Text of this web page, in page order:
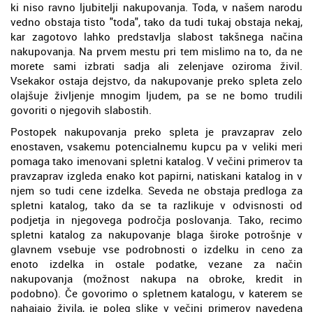
ki niso ravno ljubitelji nakupovanja. Toda, v našem narodu
vedno obstaja tisto "toda", tako da tudi tukaj obstaja nekaj,
kar zagotovo lahko predstavlja slabost takšnega načina
nakupovanja. Na prvem mestu pri tem mislimo na to, da ne
morete sami izbrati sadja ali zelenjave oziroma živil.
Vsekakor ostaja dejstvo, da nakupovanje preko spleta zelo
olajšuje življenje mnogim ljudem, pa se ne bomo trudili
govoriti o njegovih slabostih.
Postopek nakupovanja preko spleta je pravzaprav zelo
enostaven, vsakemu potencialnemu kupcu pa v veliki meri
pomaga tako imenovani spletni katalog. V večini primerov ta
pravzaprav izgleda enako kot papirni, natiskani katalog in v
njem so tudi cene izdelka. Seveda ne obstaja predloga za
spletni katalog, tako da se ta razlikuje v odvisnosti od
podjetja in njegovega področja poslovanja. Tako, recimo
spletni katalog za nakupovanje blaga široke potrošnje v
glavnem vsebuje vse podrobnosti o izdelku in ceno za
enoto izdelka in ostale podatke, vezane za način
nakupovanja (možnost nakupa na obroke, kredit in
podobno). Če govorimo o spletnem katalogu, v katerem se
nahajajo živila, je poleg slike v večini primerov navedena